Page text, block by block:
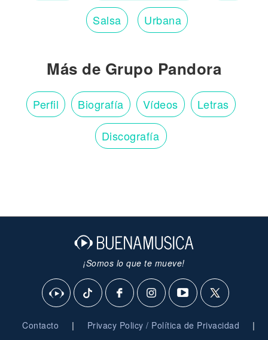
Salsa Urbana
Más de Grupo Pandora
Perfil Biografía Vídeos Letras
Discografía
¡Somos lo que te mueve!
Contacto | Privacy Policy / Política de Privacidad |